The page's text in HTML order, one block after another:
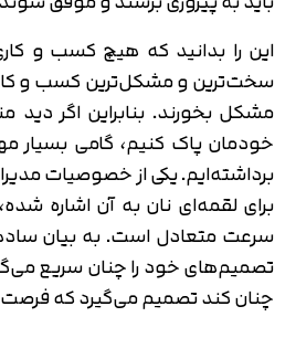
این را بدانید که هیچ کسب و
سخت‌ترین و مشکل‌ترین کسب و
مشکل بخورند. بنابراین اگر
خودمان پاک کنیم، گامی بسیار
برداشته‌ایم. یکی از خصوصیات
برای لقمه‌ای نان به آن اشاره
تصمیم‌های خود را چنان سریع
چنان کند تصمیم می‌گیرد که